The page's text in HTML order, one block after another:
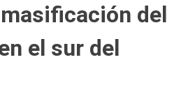
del
el sur del